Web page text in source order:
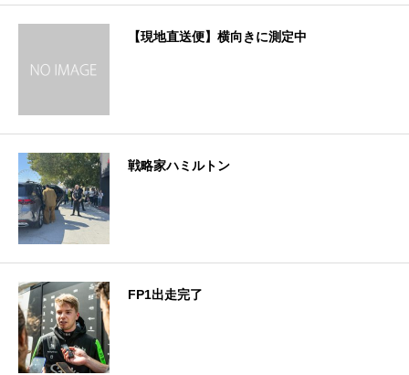
【現地直送便】横向きに測定中
戦略家ハミルトン
FP1出走完了